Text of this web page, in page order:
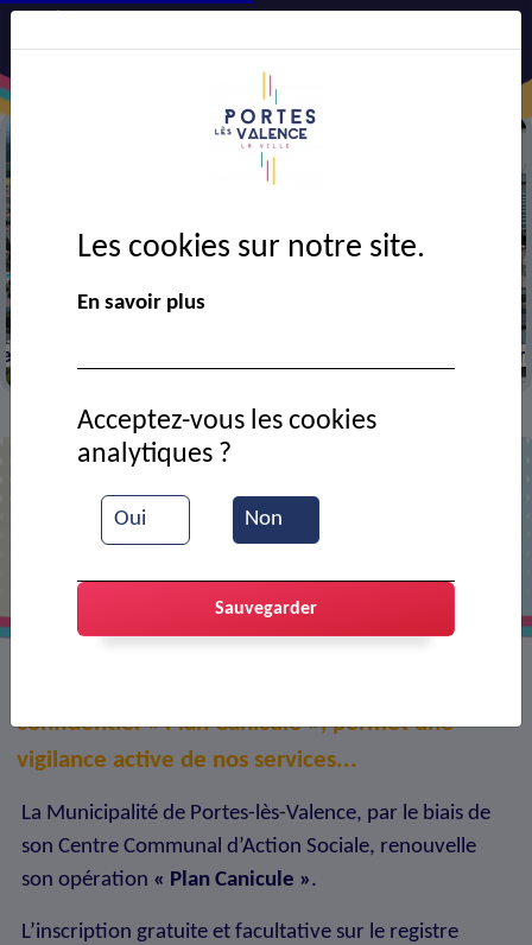
> Actualités > Opération « Plan Canicule »
Opération « Plan Canicule »
confidentiel « Plan Canicule », permet une
vigilance active de nos services...
La Municipalité de Portes-lès-Valence, par le biais de
son Centre Communal d’Action Sociale, renouvelle
son opération « Plan Canicule ».
L’inscription gratuite et facultative sur le registre
Les cookies sur notre site.
En savoir plus
Oui Non
Acceptez-vous les cookies
analytiques ?
Sauvegarder